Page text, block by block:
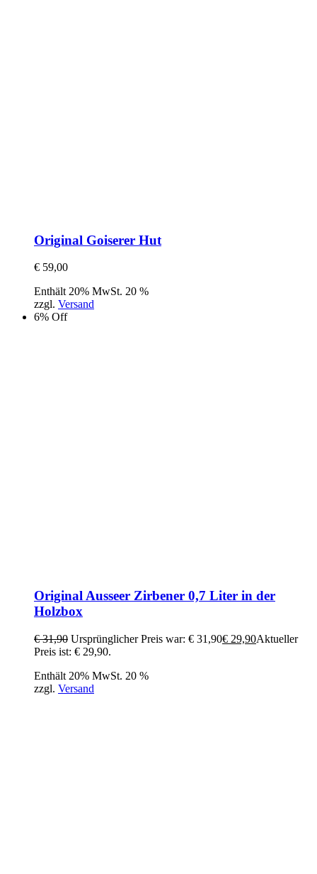
Original Goiserer Hut
€ 59,00
Enthält 20% MwSt. 20 %
zzgl. Versand
6% Off
Original Ausseer Zirbener 0,7 Liter in der
Holzbox
€31,90 Ursprünglicher Preis war: € 31,90€ 29,90Aktueller
Preis ist: € 29,90.
Enthält 20% MwSt. 20 %
zzgl. Versand